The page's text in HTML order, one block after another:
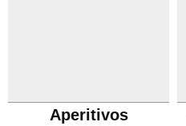
Aperitivos